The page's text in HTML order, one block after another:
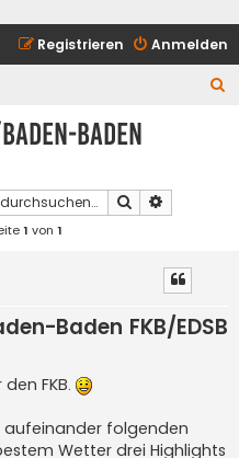
Anmelden
Registrieren
Baden
Suche
1 von 1
Baden FKB/EDSB
FKB.
aufeinander folgenden
Wetter drei Highlights